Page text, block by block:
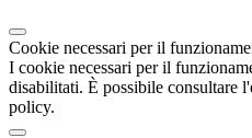
Cookie necessari per il
I cookie necessari per il
disabilitati. È possibile consultare
policy.